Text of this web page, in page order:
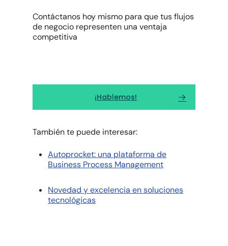
Contáctanos hoy mismo para que tus flujos
de negocio representen una ventaja
competitiva
¡Hablemos!
También te puede interesar:
Autoprocket: una plataforma de
Business Process Management
Novedad y excelencia en soluciones
tecnológicas